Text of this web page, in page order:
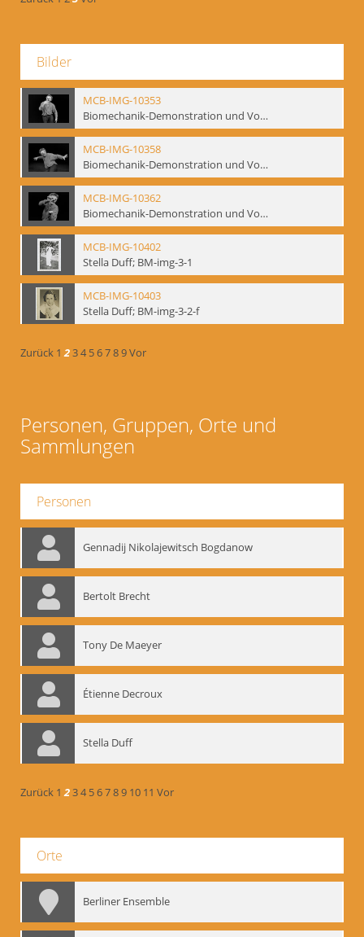
Bilder
MCB-IMG-10353
Biomechanik-Demonstration und Vortrag, Berliner Ensemble, 04.10.1991
MCB-IMG-10358
Biomechanik-Demonstration und Vortrag, Berliner Ensemble, 04.10.1991
MCB-IMG-10362
Biomechanik-Demonstration und Vortrag, Berliner Ensemble, 04.10.1991
MCB-IMG-10402
Stella Duff; BM-img-3-1
MCB-IMG-10403
Stella Duff; BM-img-3-2-f
Zurück 1 234 56789Vor
Personen, Gruppen, Orte und
Sammlungen
Personen
Gennadij Nikolajewitsch Bogdanow
Bertolt Brecht
Tony De Maeyer
Étienne Decroux
Stella Duff
Zurück 1 234 56789 10 11 Vor
Orte
Berliner Ensemble